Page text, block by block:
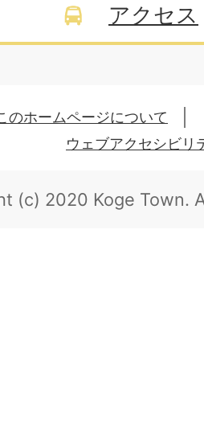
アクセス
のホームページについて
ウェブアクセシビリ
(c) 2020 Koge Town.